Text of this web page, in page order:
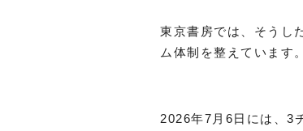
東京書房では、そうし
ム体制を整えています。
2026年7月6日には、3